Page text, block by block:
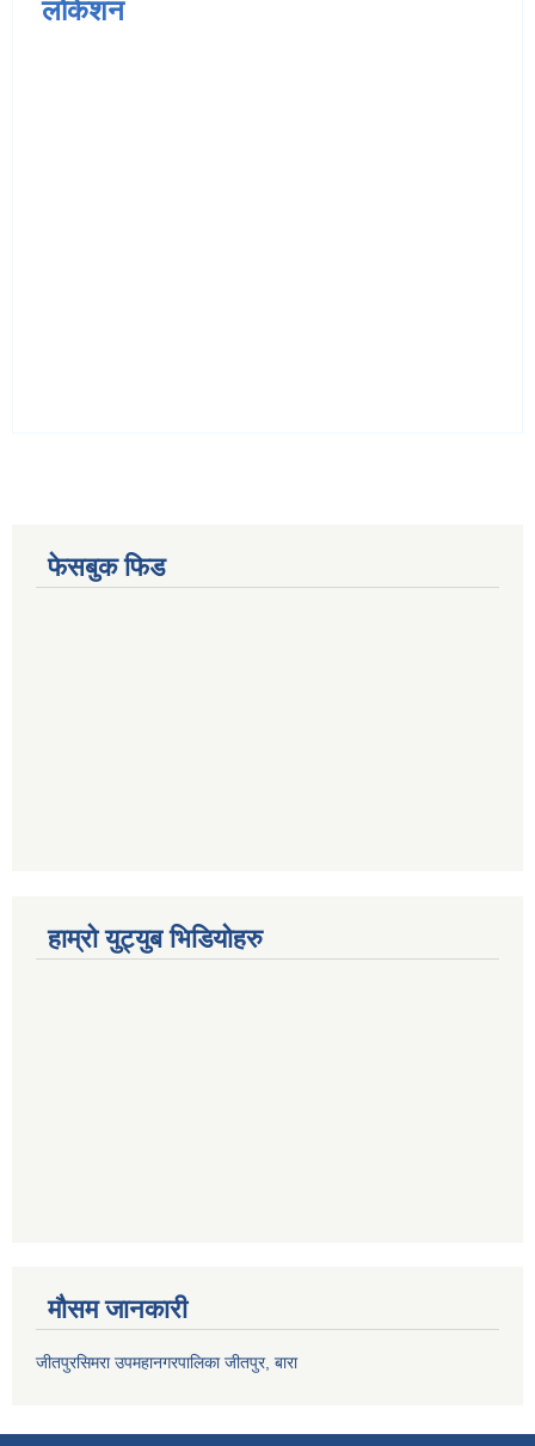
लोकेशन
फेसबुक फिड
हाम्रो युट्युब भिडियोहरु
मौसम जानकारी
जीतपुरसिमरा उपमहानगरपालिका जीतपुर, बारा